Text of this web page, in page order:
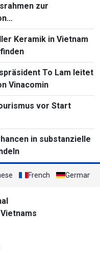
zur
Keramik in Vietnam
To Lam leitet
Vinacomin
vor Start
in substanzielle
French German